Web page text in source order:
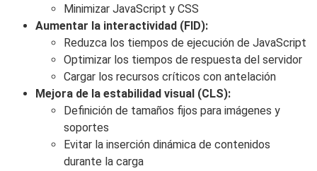
Minimizar JavaScript y CSS
Aumentar la interactividad (FID):
Reduzca los tiempos de ejecución de JavaScript
Optimizar los tiempos de respuesta del servidor
Cargar los recursos críticos con antelación
Mejora de la estabilidad visual (CLS):
Definición de tamaños fijos para imágenes y
soportes
Evitar la inserción dinámica de contenidos
durante la carga